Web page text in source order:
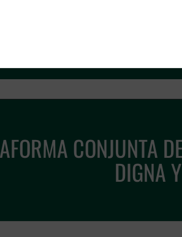
GC
CONJUNTA
DIGNA